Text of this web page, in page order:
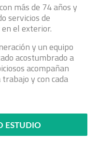
más de 74 años y
servicios de
el exterior.
y un equipo
acostumbrado a
acompañan
y con cada
ESTUDIO
en
Condo-hoteles,
así como servicios
agropecuarias, entre